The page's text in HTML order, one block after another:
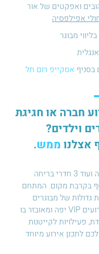
ואפקטים של אור
אפילפסיה
בסניף אסקייפ רום תל
חברה או חגיגת
וילדים?
אצלנוממש.
במתחם קיימים 4 חדרי בריחה ועוד 3 חדרי בריחה
בקרבת מקום. המתחם
גדולות של מבוגרים
וילדים. לרשותכם גם חדר אירועים VIP יפה ומאובזר בו
פעילויות לקייטנות
לתכנן אירוע מיוחד